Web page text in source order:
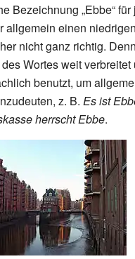
Bezeichnung „Ebbe“ für
allgemein einen niedrigen
nicht ganz richtig.
Wortes weit verbreitet
benutzt, um
z. B. Es ist
herrscht Ebbe.